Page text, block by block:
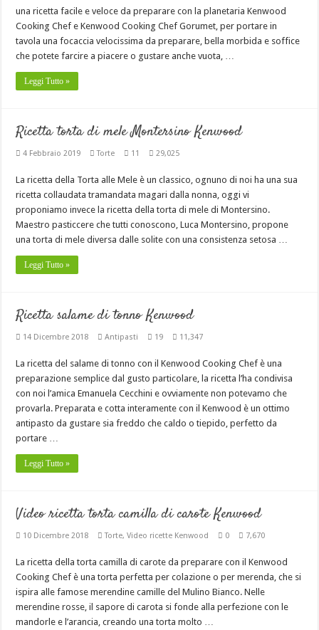
una ricetta facile e veloce da preparare con la planetaria Kenwood
Cooking Chef e Kenwood Cooking Chef Gorumet, per portare in
tavola una focaccia velocissima da preparare, bella morbida e soffice
che potete farcire a piacere o gustare anche vuota, …
Leggi Tutto »
Ricetta torta di mele Montersino Kenwood
4 Febbraio 2019 Torte 11 29,025
La ricetta della Torta alle Mele è un classico, ognuno di noi ha una sua
ricetta collaudata tramandata magari dalla nonna, oggi vi
proponiamo invece la ricetta della torta di mele di Montersino.
Maestro pasticcere che tutti conoscono, Luca Montersino, propone
una torta di mele diversa dalle solite con una consistenza setosa …
Leggi Tutto »
Ricetta salame di tonno Kenwood
14 Dicembre 2018 Antipasti 19 11,347
La ricetta del salame di tonno con il Kenwood Cooking Chef è una
preparazione semplice dal gusto particolare, la ricetta l’ha condivisa
con noi l’amica Emanuela Cecchini e ovviamente non potevamo che
provarla. Preparata e cotta interamente con il Kenwood è un ottimo
antipasto da gustare sia freddo che caldo o tiepido, perfetto da
portare …
Leggi Tutto »
Video ricetta torta camilla di carote Kenwood
10 Dicembre 2018 Torte,Video ricette Kenwood 0 7,670
La ricetta della torta camilla di carote da preparare con il Kenwood
Cooking Chef è una torta perfetta per colazione o per merenda, che si
ispira alle famose merendine camille del Mulino Bianco. Nelle
merendine rosse, il sapore di carota si fonde alla perfezione con le
mandorle e l’arancia, creando una torta molto …